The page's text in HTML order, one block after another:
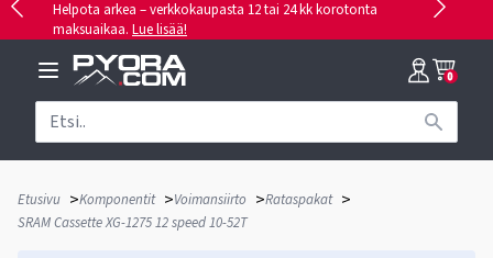
Helpota arkea – verkkokaupasta 12 tai 24 kk korotonta
maksuaikaa. Lue lisää!
0
Etusivu >Komponentit >Voimansiirto >Rataspakat >
SRAM Cassette XG-1275 12 speed 10-52T